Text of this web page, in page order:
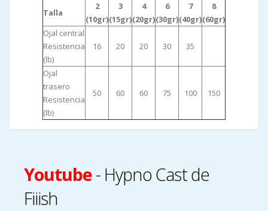
Talla
2
(10gr)
3
(15gr)
4
(20gr)
6
(30gr)
7
(40gr)
8
(60gr)
Ojal central
Resistencia
(lb)
16 20 20 30 35
Ojal
trasero
Resistencia
(lb)
50 60 60 75 100 150
Youtube- Hypno Cast de
Fiiish